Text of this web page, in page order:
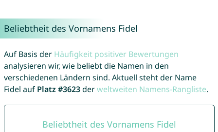
Beliebtheit des Vornamens Fidel
Auf Basis der Häufigkeit positiver Bewertungen
analysieren wir, wie beliebt die Namen in den
verschiedenen Ländern sind. Aktuell steht der Name
Fidel auf Platz #3623derweltweiten Namens-Rangliste.